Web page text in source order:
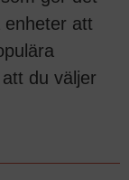
enheter att
du väljer